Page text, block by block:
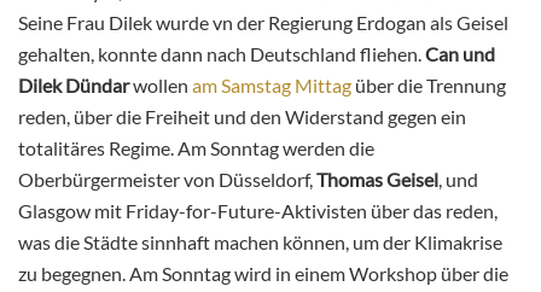
Seine Frau Dilek wurde vn der Regierung Erdogan als Geisel
gehalten, konnte dann nach Deutschland fliehen.Can und
Dilek Dündarwollen am Samstag Mittag über die Trennung
reden, über die Freiheit und den Widerstand gegen ein
totalitäres Regime. Am Sonntag werden die
Oberbürgermeister von Düsseldorf,Thomas Geisel, und
Glasgow mit Friday-for-Future-Aktivisten über das reden,
was die Städte sinnhaft machen können, um der Klimakrise
zu begegnen. Am Sonntag wird in einem Workshop über die